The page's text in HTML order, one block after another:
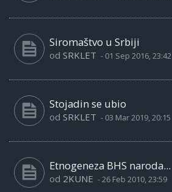
Siromaštvo u Srbiji
od SRKLET - 01 Sep 2016, 23:42
Stojadin se ubio
od SRKLET - 03 Mar 2019, 20:15
Etnogeneza BHS naroda...
od 2KUNE -26 Feb 2010, 23:59